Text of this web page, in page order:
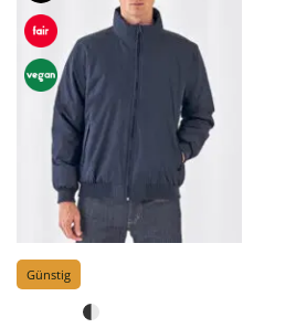
Günstig